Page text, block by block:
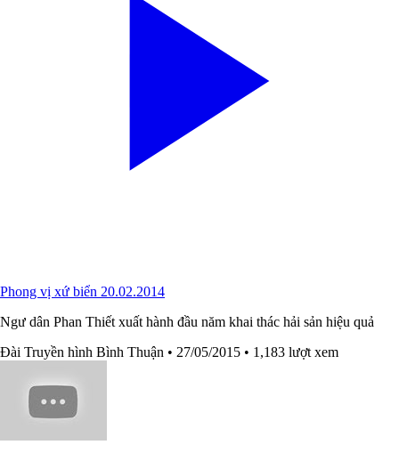
Phong vị xứ biển 20.02.2014
Ngư dân Phan Thiết xuất hành đầu năm khai thác hải sản hiệu quả
Đài Truyền hình Bình Thuận • 27/05/2015 • 1,183 lượt xem